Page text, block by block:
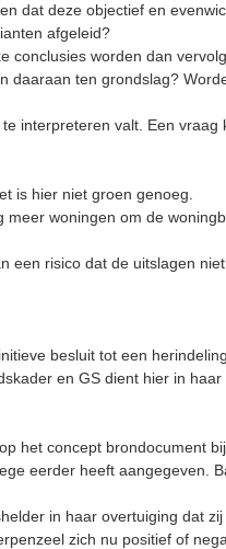
dat deze objectief en
afgeleid?
conclusies worden dan
ten grondslag?
interpreteren valt. Een
is hier niet groen genoeg.
woningen om de
risico dat de uitslagen
besluit tot een
en GS dient hier in
het concept brondocument
eerder heeft aangegeven.
in haar overtuiging dat zij
zich nu positief of